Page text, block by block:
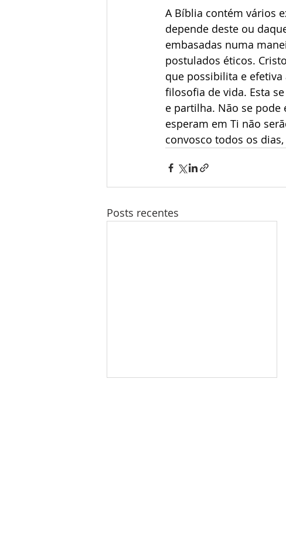
A Bíblia contém vários
depende deste ou
embasadas numa
postulados éticos.
que possibilita e
filosofia de vida. Esta
e partilha. Não se pode
esperam em Ti não
convosco todos os
Posts recentes